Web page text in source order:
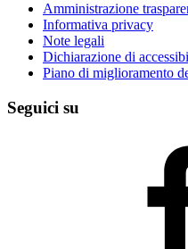
Amministrazione
Informativa privacy
Note legali
Dichiarazione di
Piano di miglioramento
Seguici su